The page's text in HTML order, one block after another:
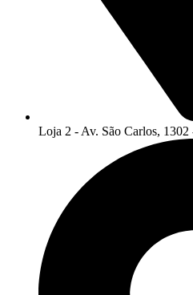
Loja 2 - Av. São Carlos, 1302